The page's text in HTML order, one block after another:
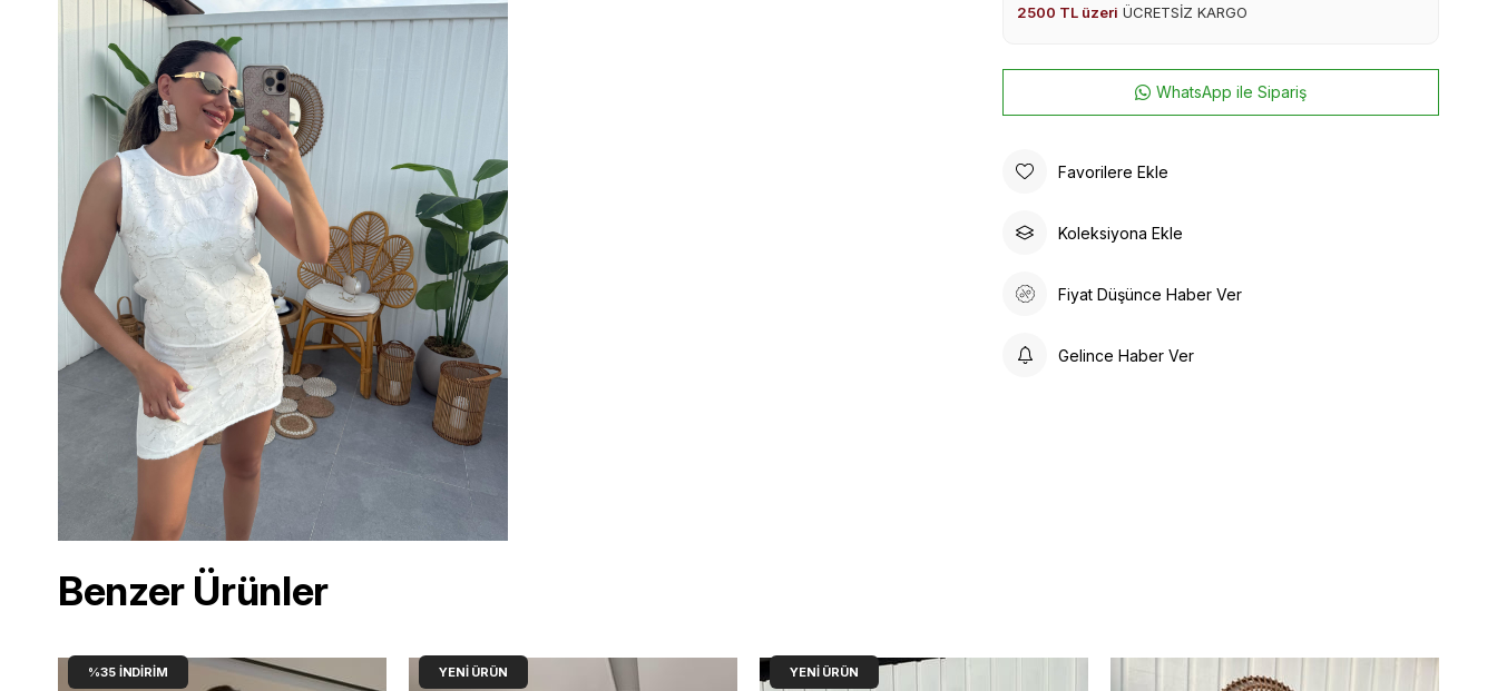
2500 TL üzeri ÜCRETSİZ KARGO
WhatsApp ile Sipariş
Favorilere Ekle
Koleksiyona Ekle
Fiyat Düşünce Haber Ver
Gelince Haber Ver
Benzer Ürünler
%35 İNDIRIM YENI ÜRÜN YENI ÜRÜN